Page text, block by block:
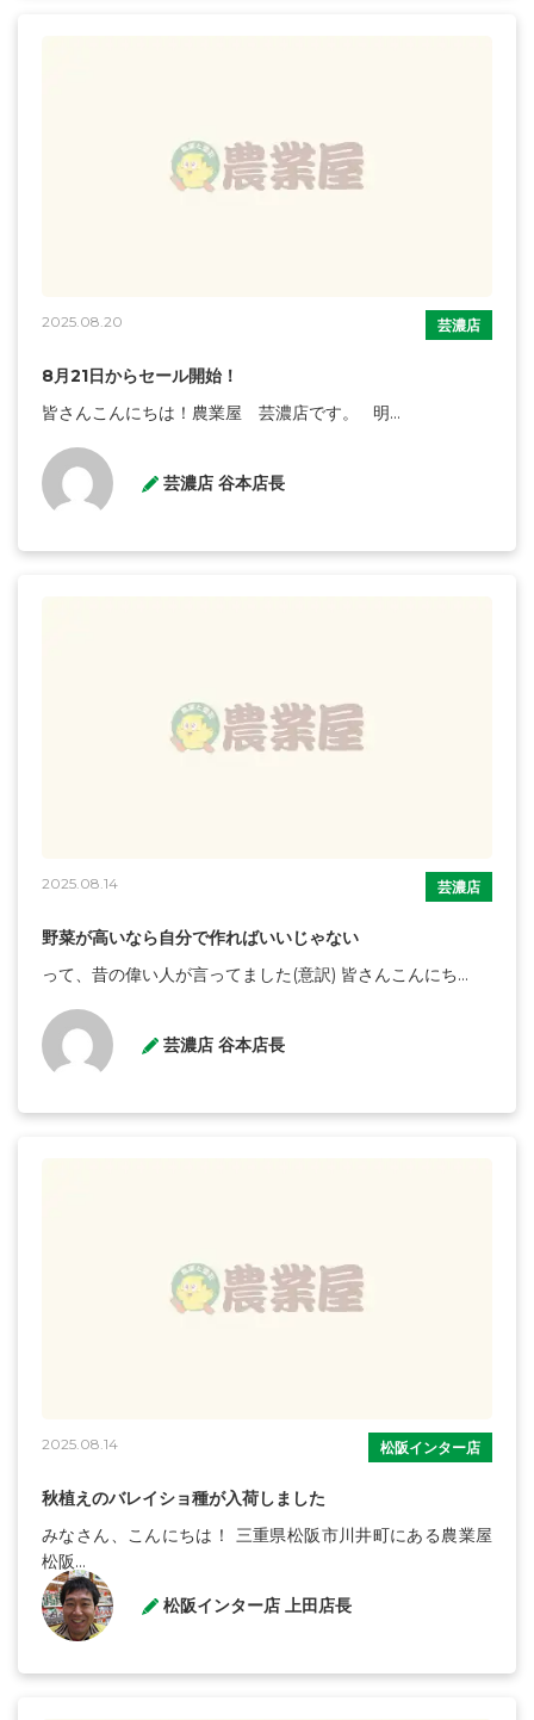
2025.08.20 芸濃店
8月21日からセール開始！
皆さんこんにちは！農業屋 芸濃店です。 明...
芸濃店 谷本店長
2025.08.14 芸濃店
野菜が高いなら自分で作ればいいじゃない
って、昔の偉い人が言ってました(意訳) 皆さんこんにち...
芸濃店 谷本店長
2025.08.14 松阪インター店
秋植えのバレイショ種が入荷しました
みなさん、こんにちは！ 三重県松阪市川井町にある農業屋
松阪...
松阪インター店 上田店長